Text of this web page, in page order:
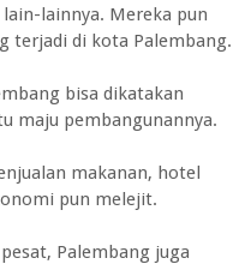
lainnya. Mereka pun
terjadi di kota Palembang.
bisa dikatakan
maju pembangunannya.
makanan, hotel
pun melejit.
Palembang juga